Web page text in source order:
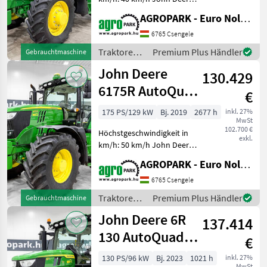
Gebrauchtmaschine
AutoQuad Plus 20/20 40
km/h Getriebe, gefederte
Vorderachse, 1+2-Kreis-
Druckluftbremse, SF600
AGROPARK - Euro Noliker Kft.
6765 Csengele
Traktoren /
John Deere
Premium Plus Händler
Gebrauchtmaschine
John Deere
6175R AutoQuad
Plus 20/20 50
km/h, axle
suspensi
130.429
€
inkl. 27%
MwSt
102.700 €
exkl.
175 PS/129 kW Bj. 2019
2677 h
Höchstgeschwindigkeit in
km/h: 50 km/h John Deere
AutoQuad Plus 20/20 50
km/h, Achsfederung,
Kabinenfederung, SF3000
AutoTrac, Druckluftbremse,
AGROPARK - Euro Noliker Kft.
6765 Csengele
Traktoren /
John Deere
Premium Plus Händler
John Deere 6R
130 AutoQuad
Plus 24/24 50
137.414
€
inkl. 27%
130 PS/96 kW Bj. 2023
1021 h